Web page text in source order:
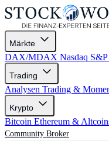
Märkte
DAX/MDAX Nasdaq
Trading
Analysen Trading &
Krypto
Bitcoin Ethereum &
Community Broker